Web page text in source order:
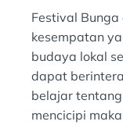
Festival
kesempatan
budaya lokal
dapat
belajar
mencicipi